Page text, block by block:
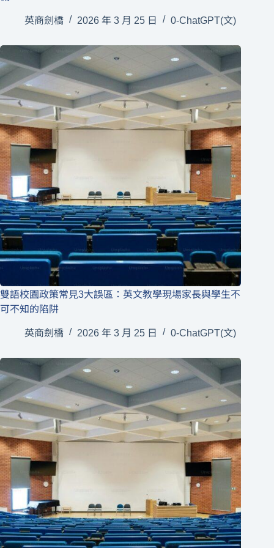
英商劍橋 2026 年 3 月 25 日 0-ChatGPT(文)
可不知的陷阱
英商劍橋 2026 年 3 月 25 日 0-ChatGPT(文)